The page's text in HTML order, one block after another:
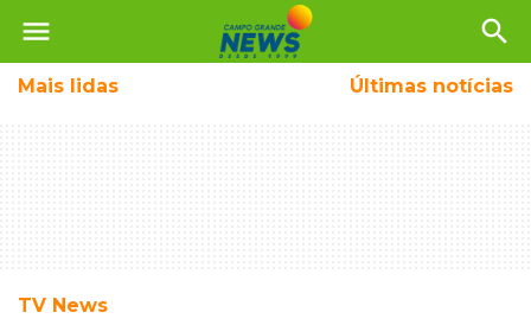
menu search
Mais lidas Últimas notícias
TV News